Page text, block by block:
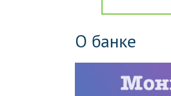
О банке